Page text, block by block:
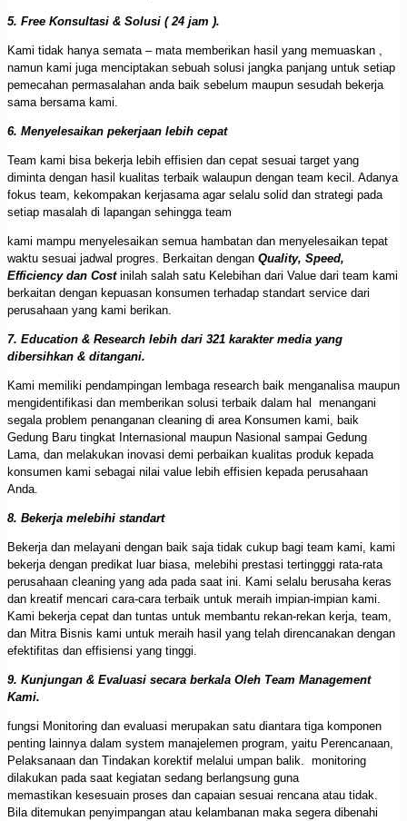
5. Free Konsultasi & Solusi ( 24 jam ).
Kami tidak hanya semata – mata memberikan hasil yang memuaskan ,
namun kami juga menciptakan sebuah solusi jangka panjang untuk setiap
pemecahan permasalahan anda baik sebelum maupun sesudah bekerja
sama bersama kami.
6. Menyelesaikan pekerjaan lebih cepat
Team kami bisa bekerja lebih effisien dan cepat sesuai target yang
diminta dengan hasil kualitas terbaik walaupun dengan team kecil. Adanya
fokus team, kekompakan kerjasama agar selalu solid dan strategi pada
setiap masalah di lapangan sehingga team
kami mampu menyelesaikan semua hambatan dan menyelesaikan tepat
waktu sesuai jadwal progres. Berkaitan dengan Quality, Speed,
Efficiency dan Costinilah salah satu Kelebihan dari Value dari team kami
berkaitan dengan kepuasan konsumen terhadap standart service dari
perusahaan yang kami berikan.
7. Education & Research lebih dari 321 karakter media yang
dibersihkan & ditangani.
Kami memiliki pendampingan lembaga research baik menganalisa maupun
mengidentifikasi dan memberikan solusi terbaik dalam hal menangani
segala problem penanganan cleaning di area Konsumen kami, baik
Gedung Baru tingkat Internasional maupun Nasional sampai Gedung
Lama, dan melakukan inovasi demi perbaikan kualitas produk kepada
konsumen kami sebagai nilai value lebih effisien kepada perusahaan
Anda.
8. Bekerja melebihi standart
Bekerja dan melayani dengan baik saja tidak cukup bagi team kami, kami
bekerja dengan predikat luar biasa, melebihi prestasi tertingggi rata-rata
perusahaan cleaning yang ada pada saat ini. Kami selalu berusaha keras
dan kreatif mencari cara-cara terbaik untuk meraih impian-impian kami.
Kami bekerja cepat dan tuntas untuk membantu rekan-rekan kerja, team,
dan Mitra Bisnis kami untuk meraih hasil yang telah direncanakan dengan
efektifitas dan effisiensi yang tinggi.
9. Kunjungan & Evaluasi secara berkala Oleh Team Management
Kami.
fungsi Monitoring dan evaluasi merupakan satu diantara tiga komponen
penting lainnya dalam system manajelemen program, yaitu Perencanaan,
Pelaksanaan dan Tindakan korektif melalui umpan balik. monitoring
dilakukan pada saat kegiatan sedang berlangsung guna
memastikan kesesuain proses dan capaian sesuai rencana atau tidak.
Bila ditemukan penyimpangan atau kelambanan maka segera dibenahi